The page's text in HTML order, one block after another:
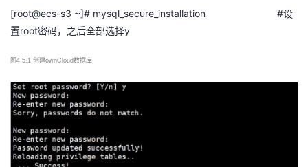
[root@ecs-s3 ~]# mysql_secure_installation #设
置root密码，之后全部选择y
图 4.5.1 创建ownCloud数据库